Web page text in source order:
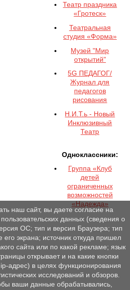
Театр праздника
«Гротеск»
Театральная
студия «Форма»
Музей "Мир
открытий"
5G ПЕДАГОГ/
Журнал для
педагогов
рисования
Н.И.Т.ь - Новый
Инклюзивный
Театр
Одноклассники:
Группа «Клуб
детей
ограниченных
возможностей
«Надежда»
наш сайт, вы даете согласие на
данных (сведения о
ОС; тип и версия Браузера; тип
его экрана; источник откуда пришел
сайта или по какой рекламе; язык
открывает и на какие кнопки
адрес) в целях функционирования
исследований и обзоров.
ваши данные обрабатывались,